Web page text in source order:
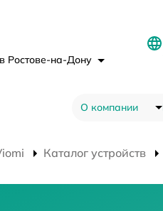
в Ростове-на-Дону
О компании
Каталог устройств